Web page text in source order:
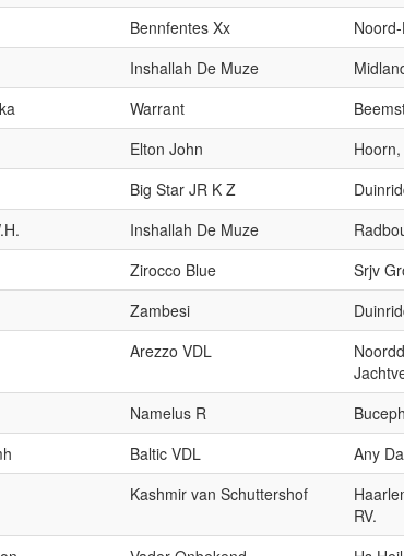
Bennfentes Xx
Inshallah De Muze
Warrant
Elton John Hoorn,
Big Star JR K Z
Inshallah De Muze
Zirocco Blue Srjv
Zambesi
Arezzo VDL
Namelus R
Baltic VDL Any
Kashmir van Schuttershof
RV.